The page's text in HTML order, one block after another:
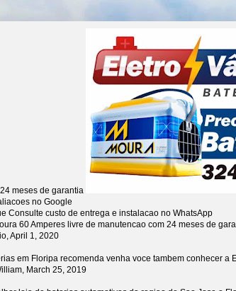
meses de garantia
no Google
Consulte custo de entrega e instalacao no WhatsApp
60 Amperes livre de manutencao com 24 meses de
,April 1, 2020
em Floripa recomenda venha voce tambem conhecer a
, March 25, 2019